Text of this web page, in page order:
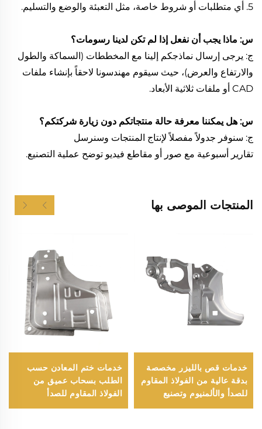
5. أي متطلبات أو شروط خاصة، مثل التعبئة والوضع والتسليم.
س: ماذا يجب أن نفعل إذا لم تكن لدينا رسومات؟
ج: يرجى إرسال نماذجكم إلينا مع المخططات (السماكة والطول
والارتفاع والعرض)، حيث سيقوم مهندسونا لاحقاً بإنشاء ملفات
CAD أو ملفات ثلاثية الأبعاد.
س: هل يمكننا معرفة حالة منتجاتكم دون زيارة شركتكم؟
ج: سنوفر جدولاً مفصلاً لإنتاج المنتجات وسنرسل
تقارير أسبوعية مع صور أو مقاطع فيديو توضح عملية التصنيع.
المنتجات الموصى بها
خدمات قص بالليزر مخصصة
بدقة عالية من الفولاذ المقاوم
للصدأ والألمنيوم وتصنيع
صفائح معدنية بجودة عالية
خدمات ختم المعادن حسب
الطلب بسحاب عميق من
الفولاذ المقاوم للصدأ
المصقول والألومنيوم